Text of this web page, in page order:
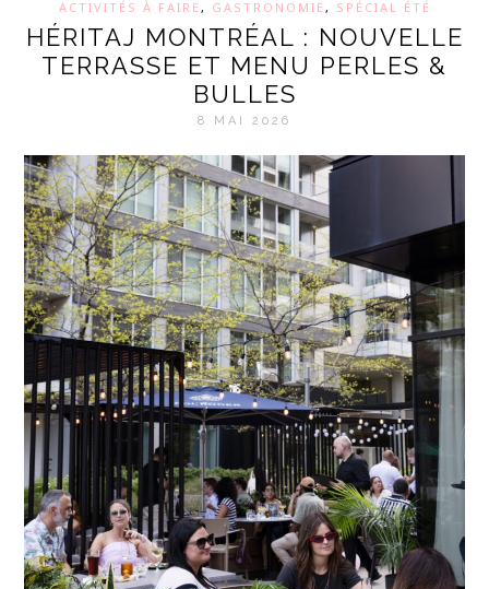
ACTIVITÉS À FAIRE, GASTRONOMIE, SPÉCIAL ÉTÉ
HÉRITAJ MONTRÉAL : NOUVELLE
TERRASSE ET MENU PERLES &
BULLES
8 MAI 2026